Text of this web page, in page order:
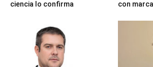
ciencia lo confirma
con